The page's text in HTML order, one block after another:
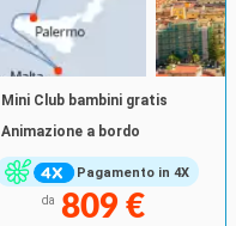
Pagamento in 4X
Mini Club bambini gratis
Animazione a bordo
da 809 €